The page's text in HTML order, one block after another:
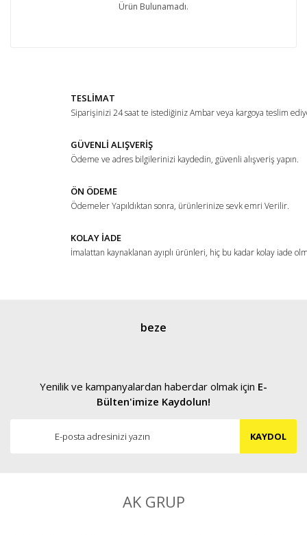
Ürün Bulunamadı.
TESLİMAT
Siparişinizi 24 saat te istediğiniz Ambar veya kargoya teslim
GÜVENLİ ALIŞVERİŞ
Ödeme ve adres bilgilerinizi kaydedin, güvenli alışveriş yapın.
ÖN ÖDEME
Ödemeler Yapıldıktan sonra, ürünlerinize sevk emri Verilir.
KOLAY İADE
İmalattan kaynaklanan ayıplı ürünleri, hiç bu kadar kolay iade
beze
Yenilik ve kampanyalardan haberdar olmak için E-
Bülten'imize Kaydolun!
KAYDOL
AK GRUP